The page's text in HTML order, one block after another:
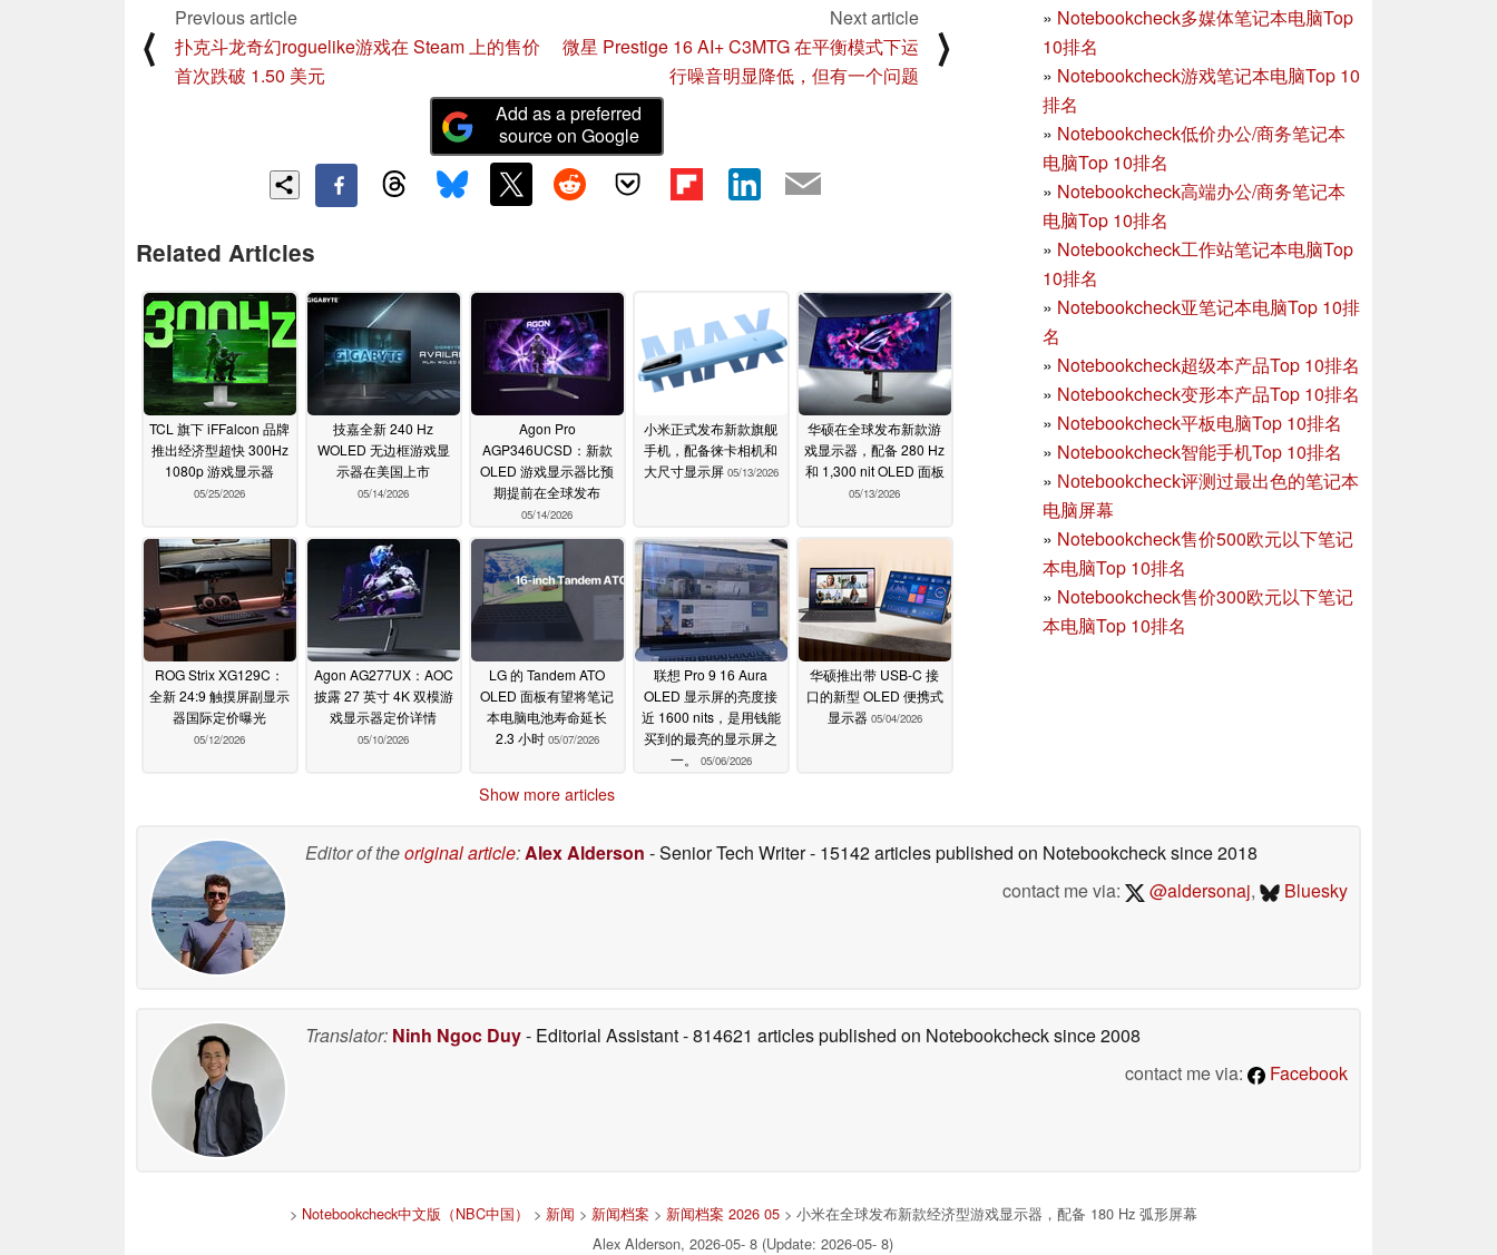
» Notebookcheck多媒体笔记本电脑Top
10排名
» Notebookcheck游戏笔记本电脑Top 10
排名
» Notebookcheck低价办公/商务笔记本
电脑Top 10排名
» Notebookcheck高端办公/商务笔记本
电脑Top 10排名
» Notebookcheck工作站笔记本电脑Top
10排名
» Notebookcheck亚笔记本电脑Top 10排
名
» Notebookcheck超级本产品Top 10排名
» Notebookcheck变形本产品Top 10排名
» Notebookcheck平板电脑Top 10排名
» Notebookcheck智能手机Top 10排名
» Notebookcheck评测过最出色的笔记本
电脑屏幕
» Notebookcheck售价500欧元以下笔记
本电脑Top 10排名
» Notebookcheck售价300欧元以下笔记
本电脑Top 10排名
⟨
Previous article
扑克斗龙奇幻roguelike游戏在 Steam 上的售价
首次跌破 1.50 美元
Next article
微星 Prestige 16 AI+ C3MTG 在平衡模式下运
行噪音明显降低，但有一个问题
⟩
Add as a preferred
source on Google
Related Articles
TCL 旗下 iFFalcon 品牌
推出经济型超快 300Hz
1080p 游戏显示器
05/25/2026
技嘉全新 240 Hz
WOLED 无边框游戏显
示器在美国上市
05/14/2026
Agon Pro
AGP346UCSD：新款
OLED 游戏显示器比预
期提前在全球发布
05/14/2026
小米正式发布新款旗舰
手机，配备徕卡相机和
大尺寸显示屏 05/13/2026
华硕在全球发布新款游
戏显示器，配备 280 Hz
和 1,300 nit OLED 面板
05/13/2026
ROG Strix XG129C：
全新 24:9 触摸屏副显示
器国际定价曝光
05/12/2026
Agon AG277UX：AOC
披露 27 英寸 4K 双模游
戏显示器定价详情
05/10/2026
LG 的 Tandem ATO
OLED 面板有望将笔记
本电脑电池寿命延长
2.3 小时 05/07/2026
联想 Pro 9 16 Aura
OLED 显示屏的亮度接
近 1600 nits，是用钱能
买到的最亮的显示屏之
一。
05/06/2026
华硕推出带 USB-C 接
口的新型 OLED 便携式
显示器 05/04/2026
Show more articles
Editor of theoriginal article:Alex Alderson - Senior Tech Writer- 15142 articles published on Notebookchecksince 2018
contact me via:
@aldersonaj, Bluesky
Translator: Ninh Ngoc Duy- Editorial Assistant- 814621 articles published on Notebookchecksince 2008
contact me via:
Facebook
> Notebookcheck中文版（NBC中国） > 新闻 > 新闻档案 > 新闻档案 2026 05> 小米在全球发布新款经济型游戏显示器，配备 180 Hz 弧形屏幕
Alex Alderson, 2026-05- 8 (Update: 2026-05- 8)